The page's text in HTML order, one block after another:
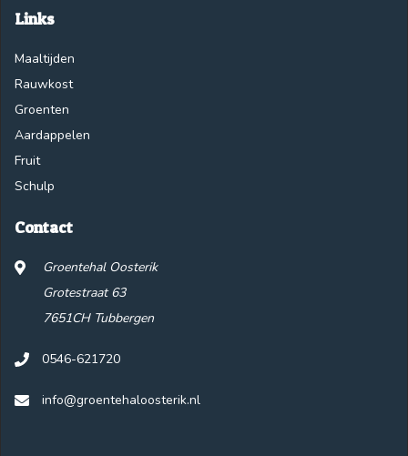
Links
Maaltijden
Rauwkost
Groenten
Aardappelen
Fruit
Schulp
Contact
Groentehal Oosterik
Grotestraat 63
7651CH Tubbergen
0546-621720
info@groentehaloosterik.nl